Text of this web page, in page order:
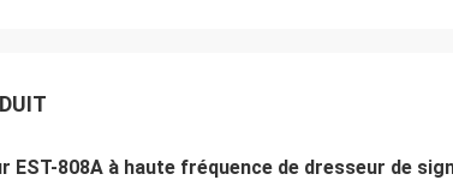
EST-808A à haute fréquence de dresseur de